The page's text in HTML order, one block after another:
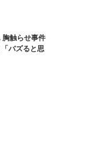
胸触らせ事件
バズると思